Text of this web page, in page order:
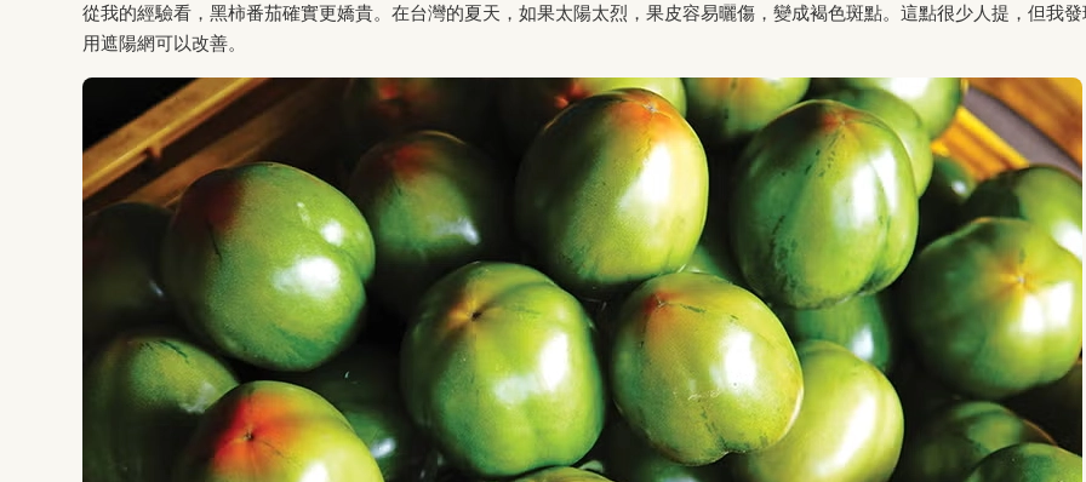
從我的經驗看，黑柿番茄確實更嬌貴。在台灣的夏天，如果太陽太烈，果皮容易曬傷，變成褐色斑點。這點很少人提，但我
用遮陽網可以改善。